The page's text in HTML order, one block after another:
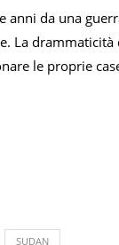
anni da una
La
le proprie
SUDAN